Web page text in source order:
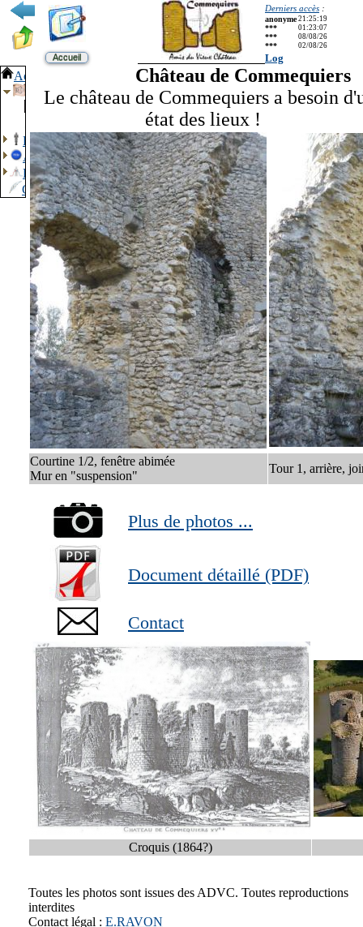
Accueil
Derniers accès :
anonyme21:25:19
*** 01:23:07
*** 08/08/26
*** 02/08/26
Log
Accueil
Château de Commequiers
Album photo
Bonus
Aide
Pages externes
Contact
Château de Commequiers
Le château de Commequiers a besoin
état des lieux !
Courtine 1/2, fenêtre abimée
Mur en "suspension"
Tour 1, arrière,
Plus de photos ...
Document détaillé (PDF)
Contact
Croquis (1864?)
Toutes les photos sont issues des ADVC. Toutes reproductions
interdites
Contact légal : E.RAVON